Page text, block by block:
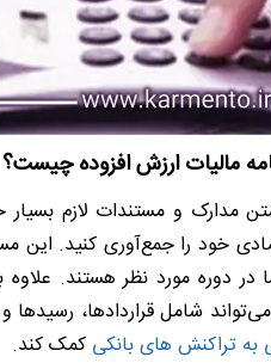
مالیات ارزش افزوده چیست؟
مدارک و مستندات لازم
خود را جمع‌آوری کنید. این
مورد نظر هستند. علاوه
شامل قراردادها، رسیدها
به تراکنش های بانکی کمک کند.